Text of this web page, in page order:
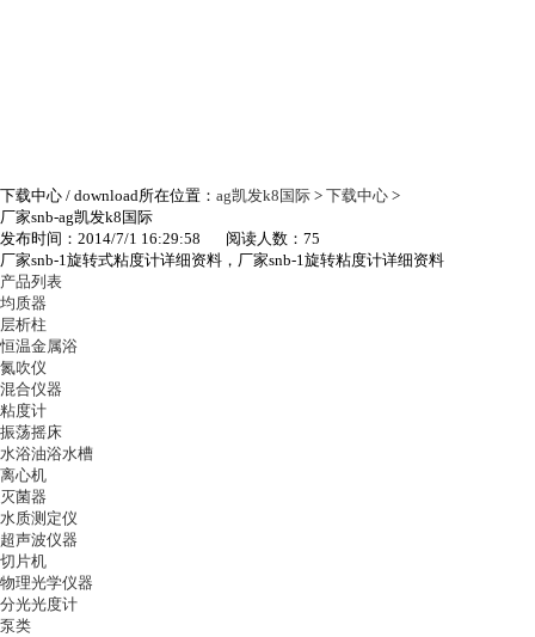
下载中心 / download所在位置： ag凯发k8国际 > 下载中心 >
厂家snb-ag凯发k8国际
发布时间：2014/7/1 16:29:58 阅读人数：75
厂家snb-1旋转式粘度计详细资料，厂家snb-1旋转粘度计详细资料
产品列表
均质器
层析柱
恒温金属浴
氮吹仪
混合仪器
粘度计
振荡摇床
水浴油浴水槽
离心机
灭菌器
水质测定仪
超声波仪器
切片机
物理光学仪器
分光光度计
泵类